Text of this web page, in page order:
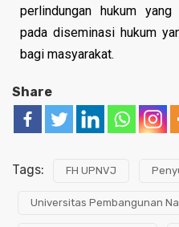
perlindungan hukum
pada diseminasi hukum
bagi masyarakat.
Share
Tags: FH UPNVJ
Universitas Pembangunan